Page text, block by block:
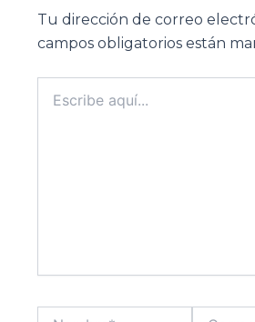
Tu dirección de correo
campos obligatorios están
aquí...